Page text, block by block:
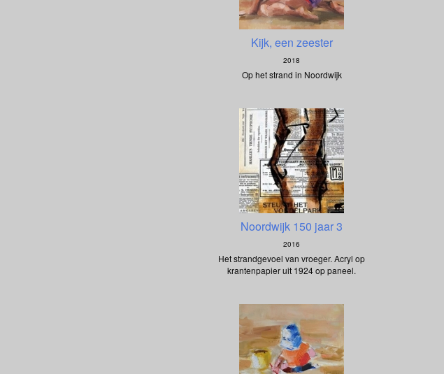
Kijk, een zeester
2018
Op het strand in Noordwijk
Noordwijk 150 jaar 3
2016
Het strandgevoel van vroeger. Acryl op
krantenpapier uit 1924 op paneel.